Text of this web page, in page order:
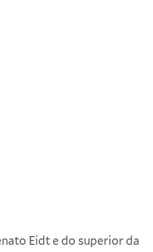
Eidt e do superior da